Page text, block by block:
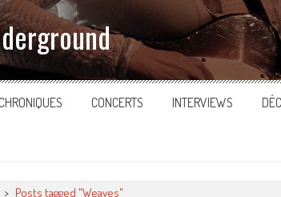
CHRONIQUES CONCERTS INTERVIEWS
> Posts tagged "Weaves"